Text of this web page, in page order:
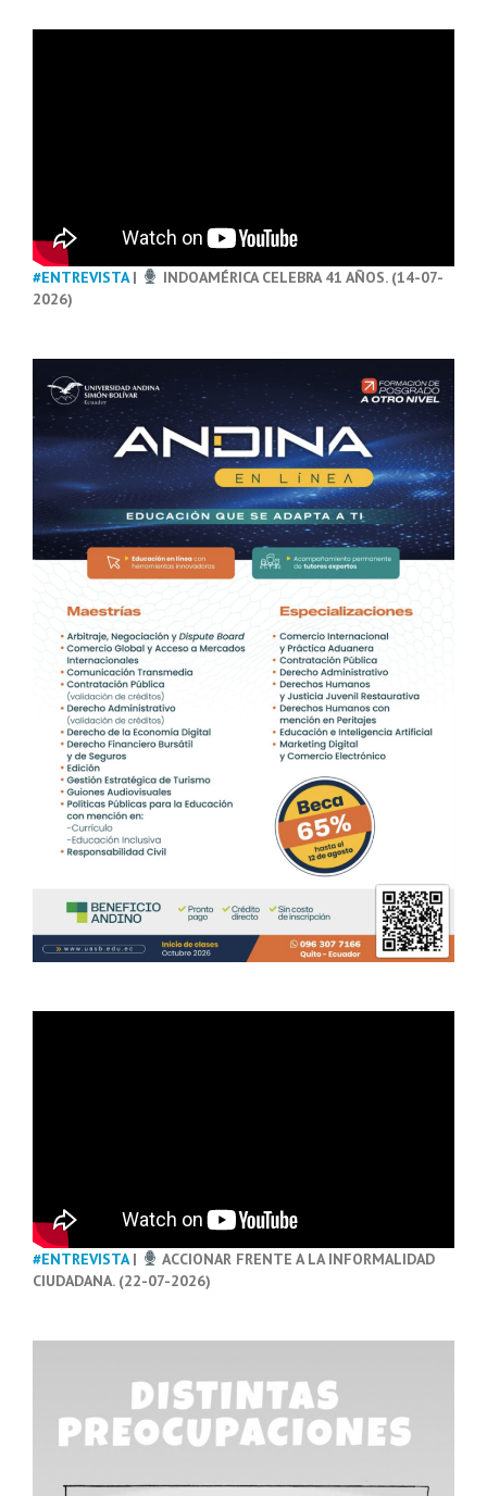
#ENTREVISTA|
INDOAMÉRICA CELEBRA 41 AÑOS. (14-07-
2026)
#ENTREVISTA|
ACCIONAR FRENTE A LA INFORMALIDAD
CIUDADANA. (22-07-2026)